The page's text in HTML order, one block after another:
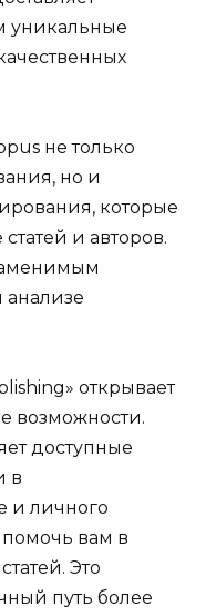
уникальные
не только
но и
которые
и авторов.
открывает
возможности.
доступные
в
и личного
помочь вам в
Это
путь более